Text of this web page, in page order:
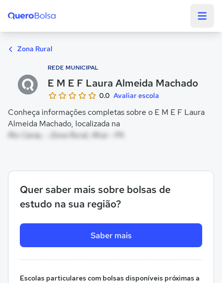
Zona Rural
REDE MUNICIPAL
E M E F Laura Almeida Machado
0.0 Avaliar escola
Conheça informações completas sobre o E M E F Laura
Almeida Machado, localizada na
Rio Caras, - Zona Rural, Afuá - PA
Quer saber mais sobre bolsas de
estudo na sua região?
Saber mais
Escolas particulares com bolsas disponíveis próximas a